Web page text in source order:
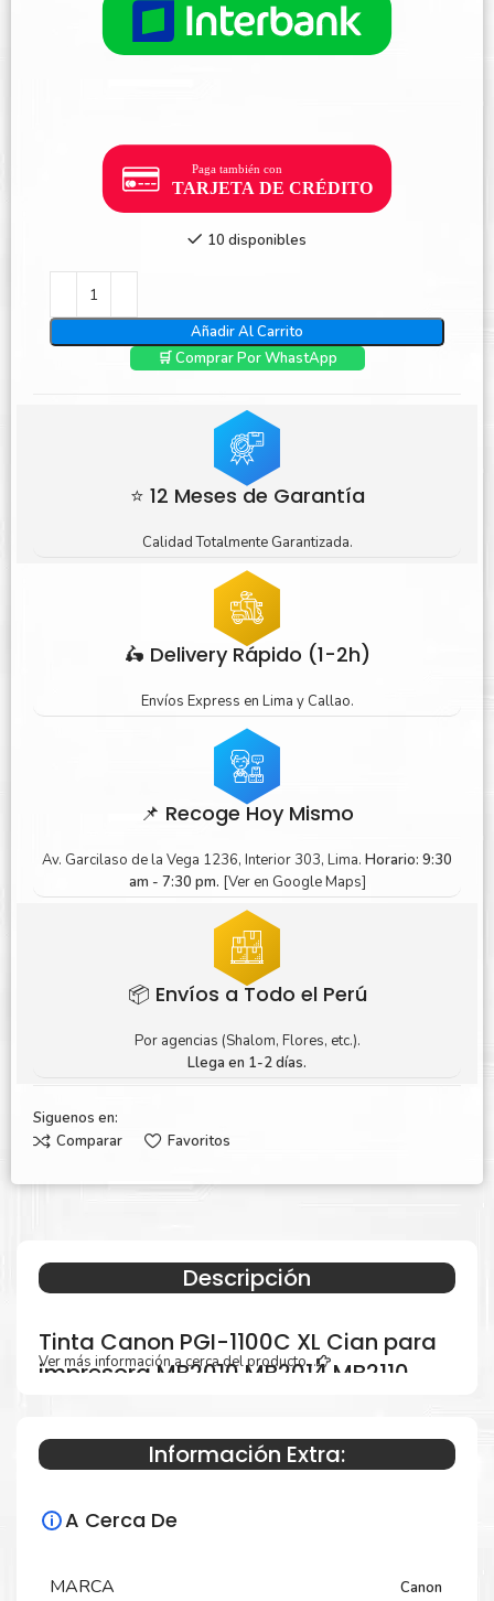
10 disponibles
Añadir Al Carrito
🛒 Comprar Por WhastApp
⭐ 12 Meses de Garantía
Calidad Totalmente Garantizada.
🛵 Delivery Rápido (1-2h)
Envíos Express en Lima y Callao.
📌 Recoge Hoy Mismo
Av. Garcilaso de la Vega 1236, Interior 303, Lima. Horario: 9:30
am - 7:30 pm. [Ver en Google Maps]
📦 Envíos a Todo el Perú
Por agencias (Shalom, Flores, etc.).
Llega en 1-2 días.
Siguenos en:
Comparar
Favoritos
Descripción
Tinta Canon PGI-1100C XL Cian para
impresora MB2010 MB2014 MB2110
Ver más información a cerca del producto...
Información Extra:
A Cerca De
MARCA Canon